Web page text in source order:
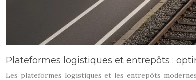
Plateformes logistiques et entrepôts :
Les plateformes logistiques et les entrepôts